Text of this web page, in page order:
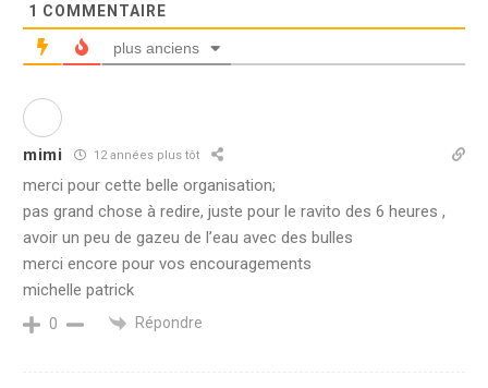
1 COMMENTAIRE
plus anciens
mimi 12 années plus tôt
merci pour cette belle organisation;
pas grand chose à redire, juste pour le ravito des 6 heures ,
avoir un peu de gazeu de l’eau avec des bulles
merci encore pour vos encouragements
michelle patrick
0 Répondre